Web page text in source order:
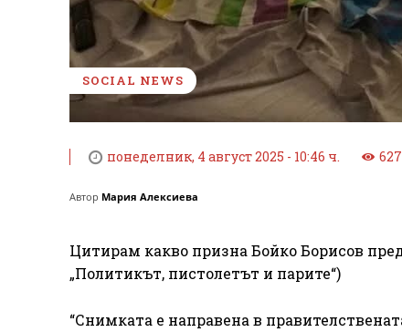
SOCIAL NEWS
понеделник, 4 август 2025 - 10:46 ч. 627
Автор Мария Алексиева
Цитирам какво призна Бойко Борисов
„Политикът, пистолетът и парите“)
“Снимката е направена в